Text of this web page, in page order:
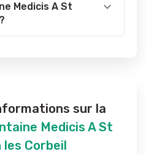
Medicis A St
sur la
Medicis A St
les Corbeil